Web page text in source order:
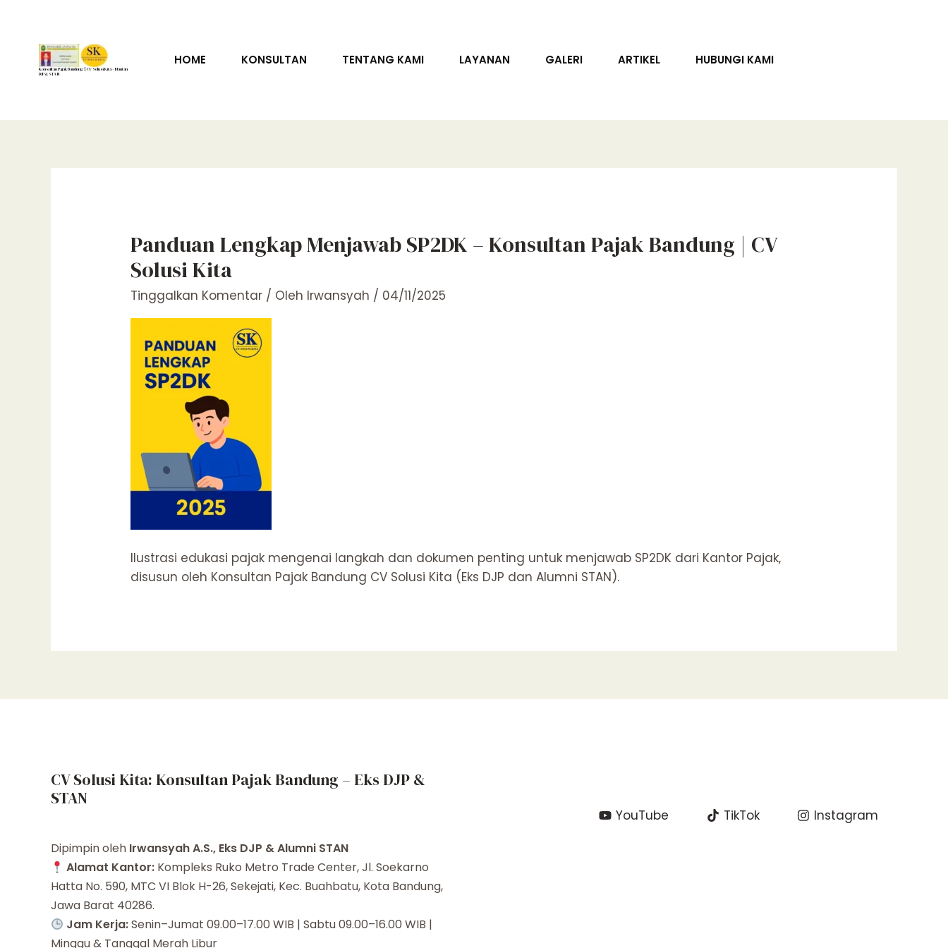
konten
Konsultan Pajak Bandung | CV Solusi Kita – Mantan
DJP & STAN
HOME KONSULTAN TENTANG KAMI LAYANAN GALERI ARTIKEL HUBUNGI KAMI
Panduan Lengkap Menjawab SP2DK – Konsultan Pajak Bandung | CV
Solusi Kita
Tinggalkan Komentar / Oleh Irwansyah / 04/11/2025
Ilustrasi edukasi pajak mengenai langkah dan dokumen penting untuk menjawab SP2DK dari Kantor Pajak,
disusun oleh Konsultan Pajak Bandung CV Solusi Kita (Eks DJP dan Alumni STAN).
CV Solusi Kita: Konsultan Pajak Bandung – Eks DJP &
STAN
Dipimpin oleh Irwansyah A.S., Eks DJP & Alumni STAN
Alamat Kantor: Kompleks Ruko Metro Trade Center, Jl. Soekarno
Hatta No. 590, MTC VI Blok H-26, Sekejati, Kec. Buahbatu, Kota Bandung,
Jawa Barat 40286.
Jam Kerja:Senin–Jumat 09.00–17.00 WIB | Sabtu 09.00–16.00 WIB |
Minggu & Tanggal Merah Libur
YouTube TikTok Instagram